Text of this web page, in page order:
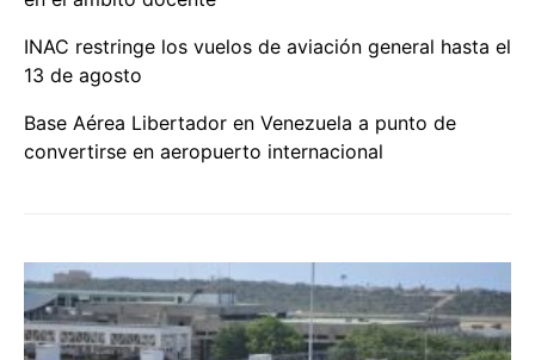
INAC restringe los vuelos de aviación general hasta el
13 de agosto
Base Aérea Libertador en Venezuela a punto de
convertirse en aeropuerto internacional